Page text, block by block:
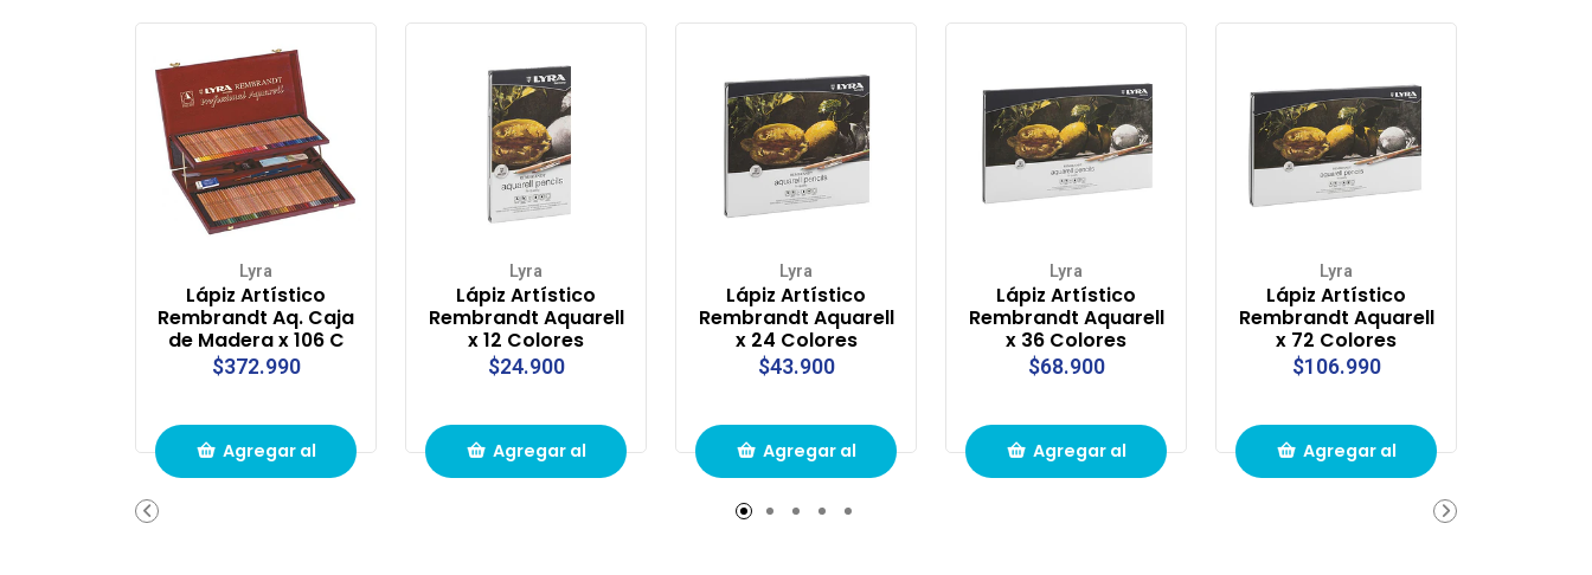
Lyra
Lápiz Artístico
Rembrandt Aq. Caja
de Madera x 106 C
$372.990
Agregar al
Lyra
Lápiz Artístico
Rembrandt Aquarell
x 12 Colores
$24.900
Agregar al
Lyra
Lápiz Artístico
Rembrandt Aquarell
x 24 Colores
$43.900
Agregar al
carrito de
Lyra
Lápiz Artístico
Rembrandt Aquarell
x 36 Colores
$68.900
Agregar al
Lyra
Lápiz Artístico
Rembrandt Aquarell
x 72 Colores
$106.990
Agregar al